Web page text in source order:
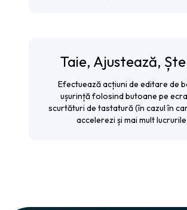
Taie, Ajustează,
Efectuează acțiuni de editare de
ușurință folosind butoane pe
scurtături de tastatură (în cazul în
accelerezi și mai mult